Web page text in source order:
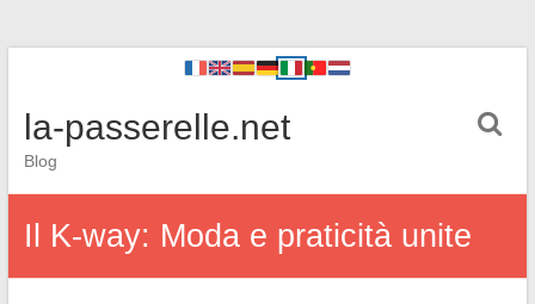
la-passerelle.net
Blog
Il K-way: Moda e praticità unite